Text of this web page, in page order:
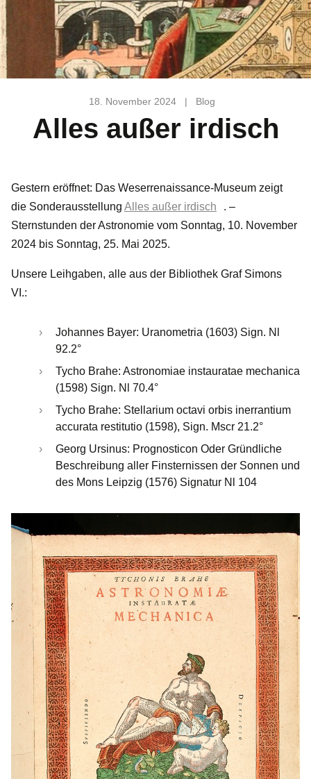
18. November 2024 | Blog
Alles außer irdisch
Gestern eröffnet: Das Weserrenaissance-Museum zeigt
die Sonderausstellung Alles außer irdisch
. –
Sternstunden der Astronomie vom Sonntag, 10. November
2024 bis Sonntag, 25. Mai 2025.
Unsere Leihgaben, alle aus der Bibliothek Graf Simons
VI.:
Johannes Bayer: Uranometria (1603) Sign. Nl
92.2°
Tycho Brahe: Astronomiae instauratae mechanica
(1598) Sign. Nl 70.4°
Tycho Brahe: Stellarium octavi orbis inerrantium
accurata restitutio (1598), Sign. Mscr 21.2°
Georg Ursinus: Prognosticon Oder Gründliche
Beschreibung aller Finsternissen der Sonnen und
des Mons Leipzig (1576) Signatur Nl 104